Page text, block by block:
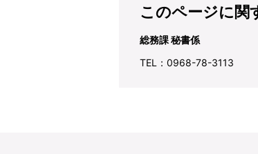
このページに関
総務課 秘書係
TEL：0968-78-3113